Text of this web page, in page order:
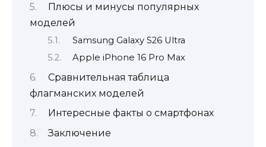
Плюсы и минусы популярных
моделей
Samsung Galaxy S26 Ultra
Apple iPhone 16 Pro Max
Сравнительная таблица
флагманских моделей
Интересные факты о смартфонах
Заключение